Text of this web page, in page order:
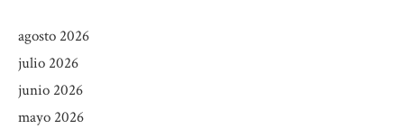
agosto 2026
julio 2026
junio 2026
mayo 2026